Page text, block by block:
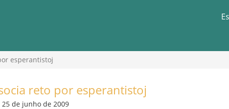
esperantistoj
reto por esperantistoj
25 de junho de 2009